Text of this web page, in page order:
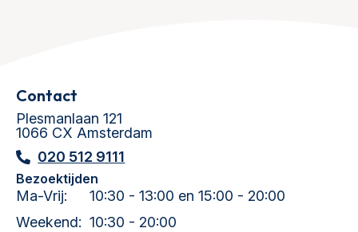
Contact
Plesmanlaan 121
1066 CX Amsterdam
020 512 9111
Bezoektijden
Ma-Vrij:
10:30 - 13:00 en 15:00 - 20:00
Weekend: 10:30 - 20:00